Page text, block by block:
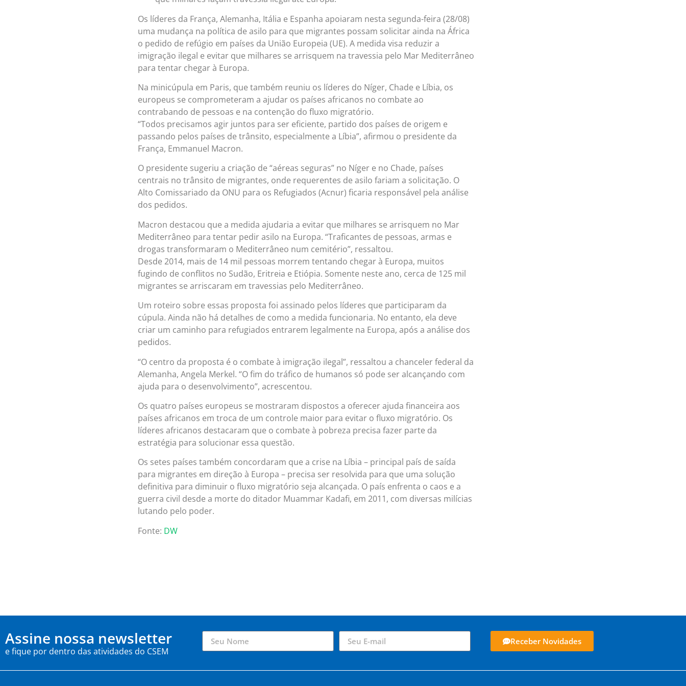
Os líderes da França, Alemanha, Itália e Espanha apoiaram nesta segunda-feira (28/08)
uma mudança na política de asilo para que migrantes possam solicitar ainda na África
o pedido de refúgio em países da União Europeia (UE). A medida visa reduzir a
imigração ilegal e evitar que milhares se arrisquem na travessia pelo Mar Mediterrâneo
para tentar chegar à Europa.
Na minicúpula em Paris, que também reuniu os líderes do Níger, Chade e Líbia, os
europeus se comprometeram a ajudar os países africanos no combate ao
contrabando de pessoas e na contenção do fluxo migratório.
“Todos precisamos agir juntos para ser eficiente, partido dos países de origem e
passando pelos países de trânsito, especialmente a Líbia”, afirmou o presidente da
França, Emmanuel Macron.
O presidente sugeriu a criação de “aéreas seguras” no Níger e no Chade, países
centrais no trânsito de migrantes, onde requerentes de asilo fariam a solicitação. O
Alto Comissariado da ONU para os Refugiados (Acnur) ficaria responsável pela análise
dos pedidos.
Macron destacou que a medida ajudaria a evitar que milhares se arrisquem no Mar
Mediterrâneo para tentar pedir asilo na Europa. “Traficantes de pessoas, armas e
drogas transformaram o Mediterrâneo num cemitério”, ressaltou.
Desde 2014, mais de 14 mil pessoas morrem tentando chegar à Europa, muitos
fugindo de conflitos no Sudão, Eritreia e Etiópia. Somente neste ano, cerca de 125 mil
migrantes se arriscaram em travessias pelo Mediterrâneo.
Um roteiro sobre essas proposta foi assinado pelos líderes que participaram da
cúpula. Ainda não há detalhes de como a medida funcionaria. No entanto, ela deve
criar um caminho para refugiados entrarem legalmente na Europa, após a análise dos
pedidos.
“O centro da proposta é o combate à imigração ilegal”, ressaltou a chanceler federal da
Alemanha, Angela Merkel. “O fim do tráfico de humanos só pode ser alcançando com
ajuda para o desenvolvimento”, acrescentou.
Os quatro países europeus se mostraram dispostos a oferecer ajuda financeira aos
países africanos em troca de um controle maior para evitar o fluxo migratório. Os
líderes africanos destacaram que o combate à pobreza precisa fazer parte da
estratégia para solucionar essa questão.
Os setes países também concordaram que a crise na Líbia – principal país de saída
para migrantes em direção à Europa – precisa ser resolvida para que uma solução
definitiva para diminuir o fluxo migratório seja alcançada. O país enfrenta o caos e a
guerra civil desde a morte do ditador Muammar Kadafi, em 2011, com diversas milícias
lutando pelo poder.
Fonte: DW
Assine nossa newsletter
e fique por dentro das atividades do CSEM
Receber Novidades